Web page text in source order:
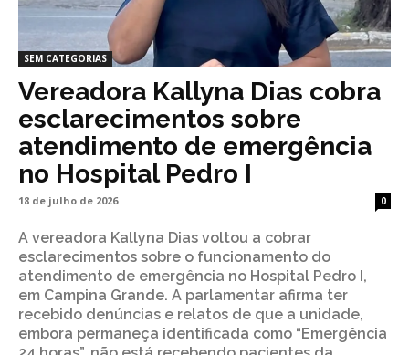
SEM CATEGORIAS
Vereadora Kallyna Dias cobra
esclarecimentos sobre
atendimento de emergência
no Hospital Pedro I
18 de julho de 2026 0
A vereadora Kallyna Dias voltou a cobrar
esclarecimentos sobre o funcionamento do
atendimento de emergência no Hospital Pedro I,
em Campina Grande. A parlamentar afirma ter
recebido denúncias e relatos de que a unidade,
embora permaneça identificada como “Emergência